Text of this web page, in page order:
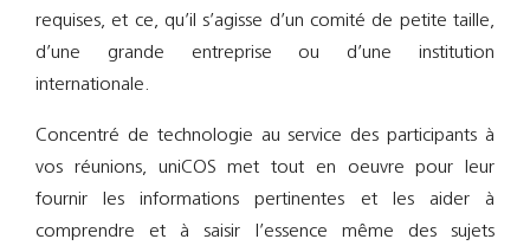
requises, et ce, qu’il s’agisse d’un comité de petite taille,
d’une grande entreprise ou d’une institution
internationale.
Concentré de technologie au service des participants à
vos réunions, uniCOS met tout en oeuvre pour leur
fournir les informations pertinentes et les aider à
comprendre et à saisir l’essence même des sujets